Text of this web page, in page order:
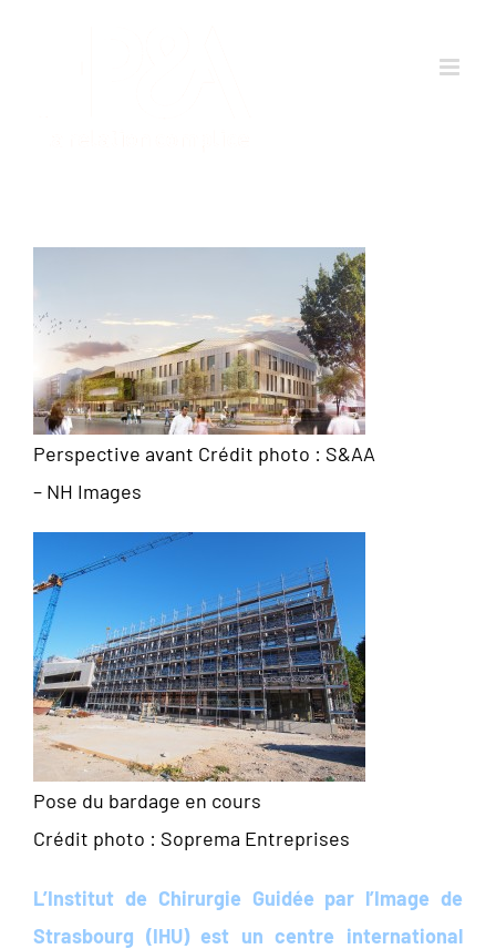
Perspective avant Crédit photo : S&AA
– NH Images
Pose du bardage en cours
Crédit photo : Soprema Entreprises
L’Institut de Chirurgie Guidée par l’Image de
Strasbourg (IHU) est un centre international